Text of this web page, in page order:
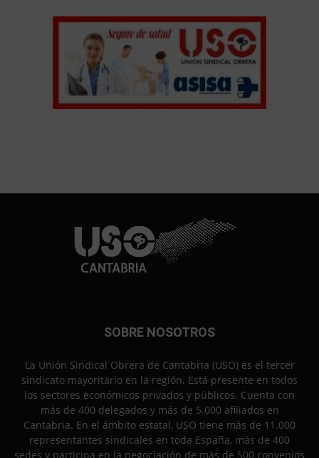
SOBRE NOSOTROS
La Unión Sindical Obrera de Cantabria (USO) es el tercer
sindicato mayoritario en la región. Está presente en todos
los sectores económicos privados y públicos. Cuenta con
más de 400 delegados y más de 5.000 afiliados en
Cantabria. En el ámbito estatal, USO tiene más de 11.000
representantes sindicales en toda España, más de 400
sedes y participa en la negociación de más de 500 convenios